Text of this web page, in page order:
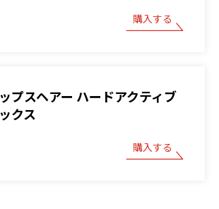
購入する
プスヘアー ハードアクティブ
クス
購入する